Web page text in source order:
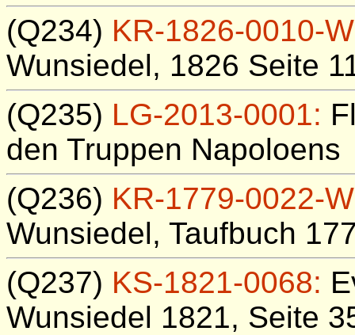
(Q234) KR-1826-0010-
Wunsiedel, 1826 Seite
(Q235) LG-2013-0001:
den Truppen Napoloens
(Q236) KR-1779-0022-
Wunsiedel, Taufbuch
(Q237) KS-1821-0068:
Wunsiedel 1821, Seite